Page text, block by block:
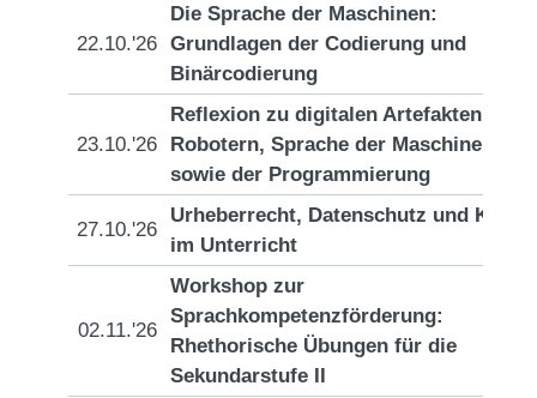
22.10.'26
Die Sprache der Maschinen:
Grundlagen der Codierung und
Binärcodierung
23.10.'26
Reflexion zu digitalen Artefakten,
Robotern, Sprache der Maschinen
sowie der Programmierung
27.10.'26
Urheberrecht, Datenschutz und KI
im Unterricht
02.11.'26
Workshop zur
Sprachkompetenzförderung:
Rhethorische Übungen für die
Sekundarstufe II